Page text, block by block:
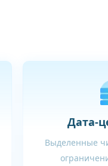
Дата-
Выделенные